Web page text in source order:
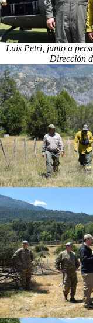
Luis Petri, junto a
Dirección